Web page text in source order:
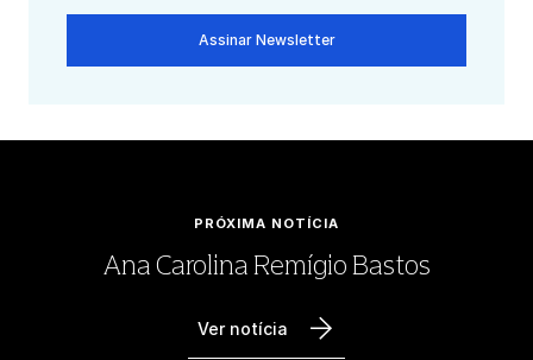
Assinar Newsletter
PRÓXIMA NOTÍCIA
Ana Carolina Remígio Bastos
Ver notícia